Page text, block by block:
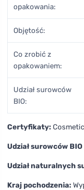
opakowania:
Objętość:
Co zrobić z
opakowaniem:
Udział surowców
BIO:
Certyfikaty:
Udział surowców
Udział naturalnych
Kraj pochodzenia: